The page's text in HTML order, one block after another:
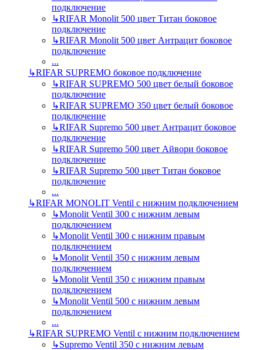
подключение
↳RIFAR Monolit 500 цвет Титан боковое
подключение
↳RIFAR Monolit 500 цвет Антрацит боковое
подключение
...
↳RIFAR SUPREMO боковое подключение
↳RIFAR SUPREMO 500 цвет белый боковое
подключение
↳RIFAR SUPREMO 350 цвет белый боковое
подключение
↳RIFAR Supremo 500 цвет Антрацит боковое
подключение
↳RIFAR Supremo 500 цвет Айвори боковое
подключение
↳RIFAR Supremo 500 цвет Титан боковое
подключение
...
↳RIFAR MONOLIT Ventil с нижним подключением
↳Monolit Ventil 300 с нижним левым
подключением
↳Monolit Ventil 300 с нижним правым
подключением
↳Monolit Ventil 350 с нижним левым
подключением
↳Monolit Ventil 350 с нижним правым
подключением
↳Monolit Ventil 500 с нижним левым
подключением
...
↳RIFAR SUPREMO Ventil с нижним подключением
↳Supremo Ventil 350 с нижним левым